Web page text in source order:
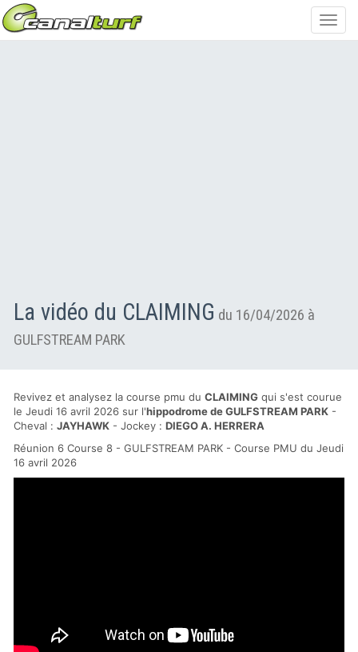
La vidéo du CLAIMING du 16/04/2026 à
GULFSTREAM PARK
Revivez et analysez la course pmu du CLAIMING qui s'est courue
le Jeudi 16 avril 2026 sur l'hippodrome de GULFSTREAM PARK -
Cheval : JAYHAWK - Jockey : DIEGO A. HERRERA
Réunion 6 Course 8 - GULFSTREAM PARK - Course PMU du Jeudi
16 avril 2026